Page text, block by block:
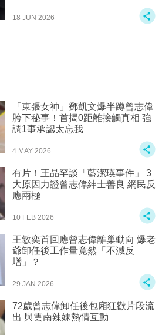
18 JUN 2026
「東張女神」鄧凱文爆半蹲曾志偉
胯下秘事！首揭0距離接觸真相 強
調1事承認太忘我
4 MAY 2026
有片！王晶罕談「藍潔瑛事件」 3
大原因力證曾志偉紳士善良 網民反
應兩極
10 FEB 2026
王敏奕首回應曾志偉離巢動向 爆老
爺卸任後工作量竟然「不減反
增」？
29 JAN 2026
72歲曾志偉卸任後包廂狂歡片段流
出 與雲南辣妹熱情互動